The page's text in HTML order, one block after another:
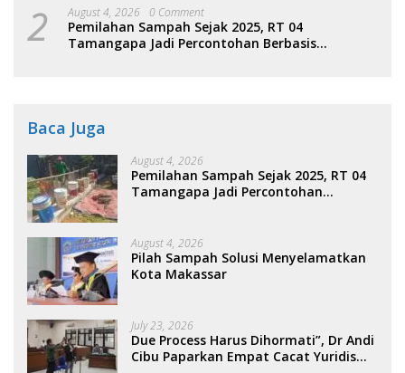
2 August 4, 2026 0 Comment
Pemilahan Sampah Sejak 2025, RT 04
Tamangapa Jadi Percontohan Berbasis
Baca Juga
August 4, 2026
Pemilahan Sampah Sejak 2025, RT 04
Tamangapa Jadi Percontohan
August 4, 2026
Pilah Sampah Solusi Menyelamatkan
Kota Makassar
July 23, 2026
Due Process Harus Dihormati”, Dr Andi
Cibu Paparkan Empat Cacat Yuridis